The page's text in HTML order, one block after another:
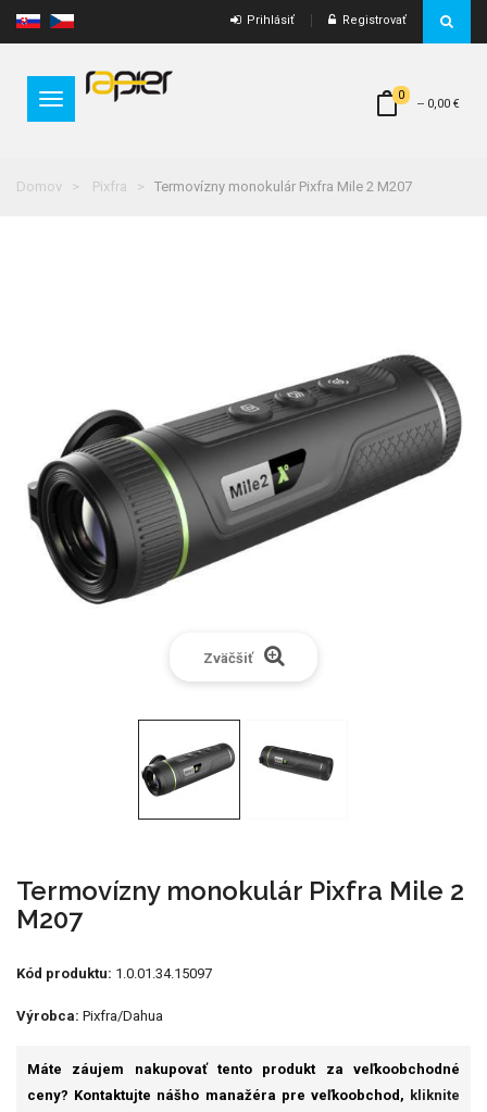
Prihlásiť Registrovať
0
-- 0,00 €
Toggle
Domov Pixfra Termovízny monokulár Pixfra Mile 2 M207
Zväčšiť
Termovízny monokulár Pixfra Mile 2
M207
Kód produktu: 1.0.01.34.15097
Výrobca: Pixfra/Dahua
Máte záujem nakupovať tento produkt za veľkoobchodné
ceny? Kontaktujte nášho manažéra pre veľkoobchod, kliknite